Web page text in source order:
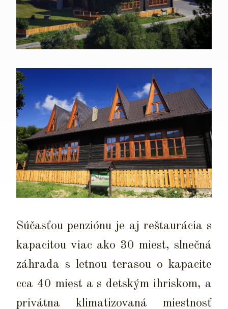
Súčasťou penziónu je aj reštaurácia s
kapacitou viac ako 30 miest, slnečná
záhrada s letnou terasou o kapacite
cca 40 miest a s detským ihriskom, a
privátna klimatizovaná miestnosť